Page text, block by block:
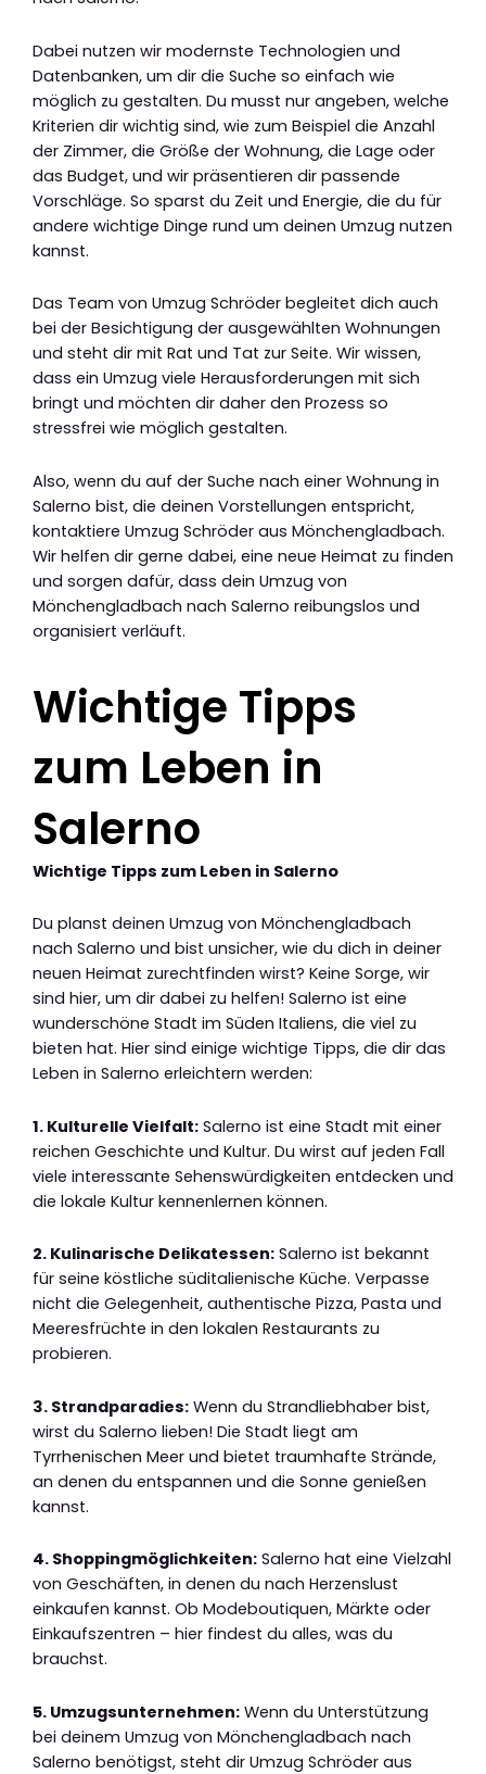
Dabei nutzen wir modernste Technologien und
Datenbanken, um dir die Suche so einfach wie
möglich zu gestalten. Du musst nur angeben, welche
Kriterien dir wichtig sind, wie zum Beispiel die Anzahl
der Zimmer, die Größe der Wohnung, die Lage oder
das Budget, und wir präsentieren dir passende
Vorschläge. So sparst du Zeit und Energie, die du für
andere wichtige Dinge rund um deinen Umzug nutzen
kannst.
Das Team von Umzug Schröder begleitet dich auch
bei der Besichtigung der ausgewählten Wohnungen
und steht dir mit Rat und Tat zur Seite. Wir wissen,
dass ein Umzug viele Herausforderungen mit sich
bringt und möchten dir daher den Prozess so
stressfrei wie möglich gestalten.
Also, wenn du auf der Suche nach einer Wohnung in
Salerno bist, die deinen Vorstellungen entspricht,
kontaktiere Umzug Schröder aus Mönchengladbach.
Wir helfen dir gerne dabei, eine neue Heimat zu finden
und sorgen dafür, dass dein Umzug von
Mönchengladbach nach Salerno reibungslos und
organisiert verläuft.
Wichtige Tipps
zum Leben in
Salerno
Wichtige Tipps zum Leben in Salerno
Du planst deinen Umzug von Mönchengladbach
nach Salerno und bist unsicher, wie du dich in deiner
neuen Heimat zurechtfinden wirst? Keine Sorge, wir
sind hier, um dir dabei zu helfen! Salerno ist eine
wunderschöne Stadt im Süden Italiens, die viel zu
bieten hat. Hier sind einige wichtige Tipps, die dir das
Leben in Salerno erleichtern werden:
1. Kulturelle Vielfalt: Salerno ist eine Stadt mit einer
reichen Geschichte und Kultur. Du wirst auf jeden Fall
viele interessante Sehenswürdigkeiten entdecken und
die lokale Kultur kennenlernen können.
2. Kulinarische Delikatessen: Salerno ist bekannt
für seine köstliche süditalienische Küche. Verpasse
nicht die Gelegenheit, authentische Pizza, Pasta und
Meeresfrüchte in den lokalen Restaurants zu
probieren.
3. Strandparadies: Wenn du Strandliebhaber bist,
wirst du Salerno lieben! Die Stadt liegt am
Tyrrhenischen Meer und bietet traumhafte Strände,
an denen du entspannen und die Sonne genießen
kannst.
4. Shoppingmöglichkeiten: Salerno hat eine Vielzahl
von Geschäften, in denen du nach Herzenslust
einkaufen kannst. Ob Modeboutiquen, Märkte oder
Einkaufszentren – hier findest du alles, was du
brauchst.
5. Umzugsunternehmen: Wenn du Unterstützung
bei deinem Umzug von Mönchengladbach nach
Salerno benötigst, steht dir Umzug Schröder aus